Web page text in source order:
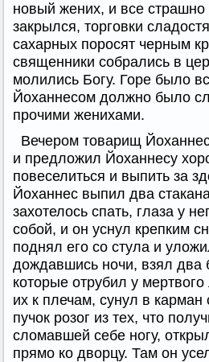
новый жених, и все страшно
закрылся, торговки
сахарных поросят черным
священники собрались в
молились Богу. Горе было
Йоханнесом должно было
прочими женихами.
Вечером товарищ
и предложил Йоханнесу
повеселиться и выпить за
Йоханнес выпил два
захотелось спать, глаза у
собой, и он уснул крепким
поднял его со стула и
дождавшись ночи, взял два
которые отрубил у
их к плечам, сунул в
пучок розог из тех, что
сломавшей себе ногу,
прямо ко дворцу. Там он